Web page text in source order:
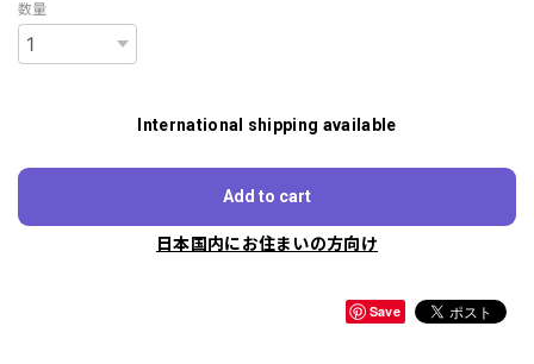
数量
International shipping available
Add to cart
日本国内にお住まいの方向け
Save